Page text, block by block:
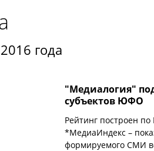
года
"Медиалогия"
субъектов ЮФО
Рейтинг построен
*МедиаИндекс –
формируемого СМИ